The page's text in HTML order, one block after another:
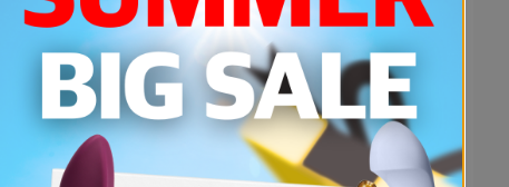
예상치 못한 에러입니다.